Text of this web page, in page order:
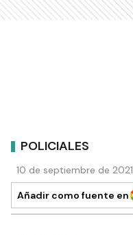
POLICIALES
10 de septiembre de
Añadir como fuente en